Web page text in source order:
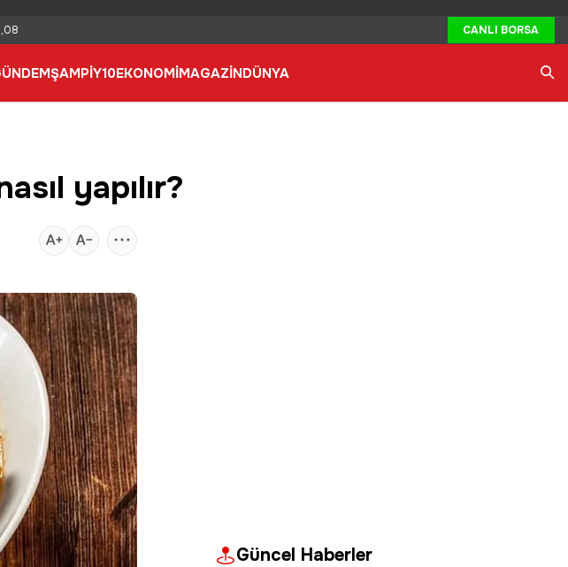
CANLI BORSA
ŞAMPİY10EKONOMİMAGAZİNDÜNYA
yapılır?
Güncel Haberler